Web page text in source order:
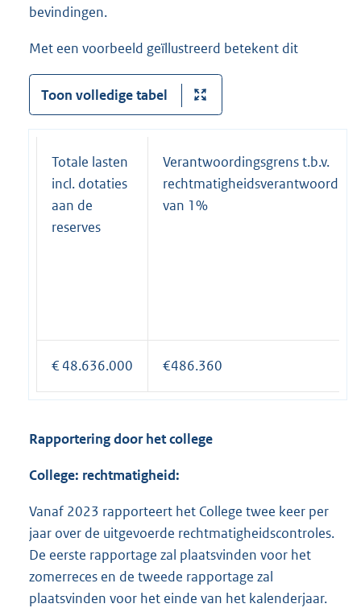
bevindingen.
Met een voorbeeld geïllustreerd betekent dit
Toon volledige tabel
Totale lasten
incl. dotaties
aan de
reserves
Verantwoordingsgrens t.b.v.
rechtmatigheidsverantwoording
van 1%
€ 48.636.000 €486.360
Rapportering door het college
College: rechtmatigheid:
Vanaf 2023 rapporteert het College twee keer per
jaar over de uitgevoerde rechtmatigheidscontroles.
De eerste rapportage zal plaatsvinden voor het
zomerreces en de tweede rapportage zal
plaatsvinden voor het einde van het kalenderjaar.